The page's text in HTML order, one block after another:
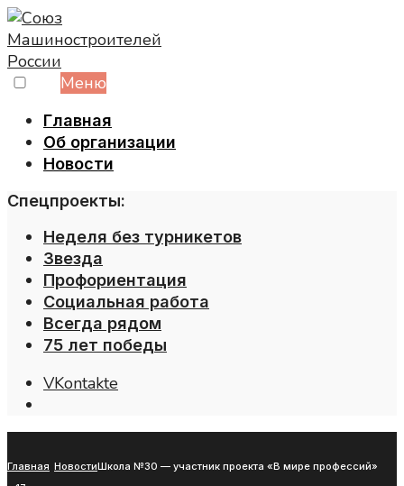
Skip
to
content
Меню
Главная
Об организации
Новости
Спецпроекты:
Неделя без турникетов
Звезда
Профориентация
Социальная работа
Всегда рядом
75 лет победы
VKontakte
Главная НовостиШкола №30 — участник проекта «В мире профессий»